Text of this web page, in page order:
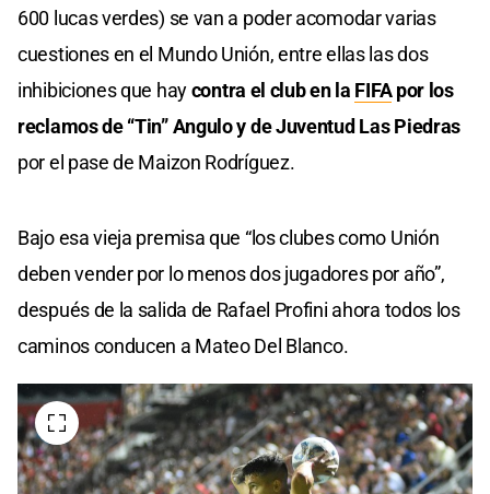
600 lucas verdes) se van a poder acomodar varias
cuestiones en el Mundo Unión, entre ellas las dos
inhibiciones que haycontra el club en la FIFApor los
reclamos de “Tin” Angulo y de Juventud Las Piedras
por el pase de Maizon Rodríguez.
Bajo esa vieja premisa que “los clubes como Unión
deben vender por lo menos dos jugadores por año”,
después de la salida de Rafael Profini ahora todos los
caminos conducen a Mateo Del Blanco.